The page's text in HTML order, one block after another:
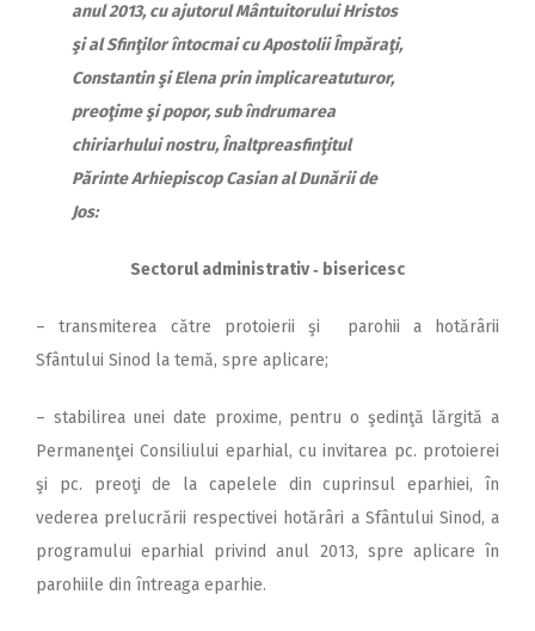
anul 2013, cu ajutorul Mântuitorului Hristos
şi al Sfinţilor întocmai cu Apostolii Împăraţi,
Constantin şi Elena prin implicareatuturor,
preoţime şi popor, sub îndrumarea
chiriarhului nostru, Înaltpreasfinţitul
Părinte Arhiepiscop Casian al Dunării de
Jos:
Sectorul administrativ ‑ bisericesc
– transmiterea către protoierii şi parohii a hotărârii
Sfântului Sinod la temă, spre aplicare;
– stabilirea unei date proxime, pentru o şedinţă lărgită a
Permanenţei Consiliului eparhial, cu invitarea pc. protoierei
şi pc. preoţi de la capelele din cuprinsul eparhiei, în
vederea prelucrării respectivei hotărâri a Sfântului Sinod, a
programului eparhial privind anul 2013, spre aplicare în
parohiile din întreaga eparhie.